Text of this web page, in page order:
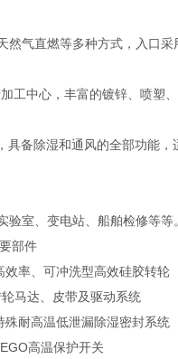
气直燃等多种方式，入口采
工中心，丰富的镀锌、喷塑
备除湿和通风的全部功能，
室、变电站、船舶检修等等。
部件
、可冲洗型高效硅胶转轮
达、皮带及驱动系统
高温低泄漏除湿密封系统
高温保护开关